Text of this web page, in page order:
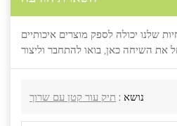
שלנו יכולה לספק מוצרים איכותיים
נושא : תיק עור קטן עם שרוך